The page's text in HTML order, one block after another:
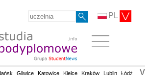
PL
Gliwice Katowice Kielce Kraków Lublin Łódź V